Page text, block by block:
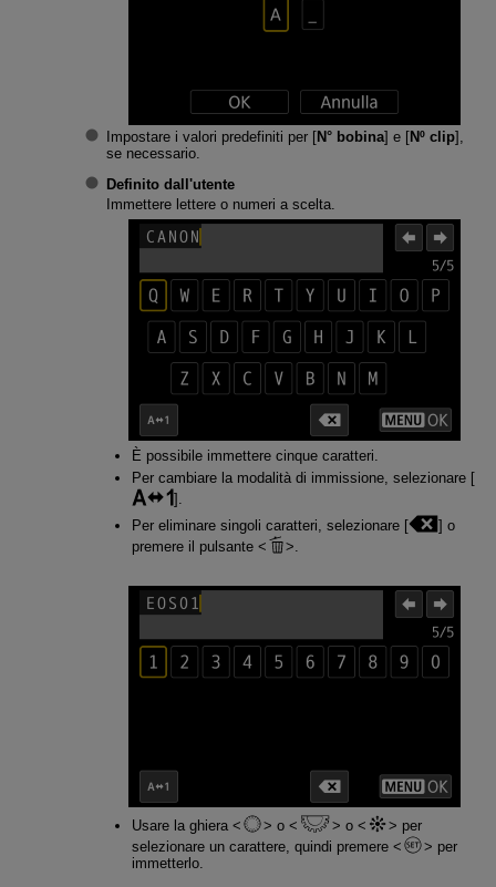
Impostare i valori predefiniti per [N° bobina] e [Nº clip],
se necessario.
Definito dall'utente
Immettere lettere o numeri a scelta.
È possibile immettere cinque caratteri.
Per cambiare la modalità di immissione, selezionare [
].
Per eliminare singoli caratteri, selezionare [
] o
premere il pulsante
Usare la ghiera o o
per
selezionare un carattere, quindi premere
per
immetterlo.